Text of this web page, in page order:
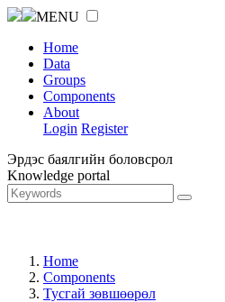
MENU
Home
Data
Groups
Components
About
Login Register
Эрдэс баялгийн боловсрол
Knowledge portal
Home
Components
Тусгай зөвшөөрөл